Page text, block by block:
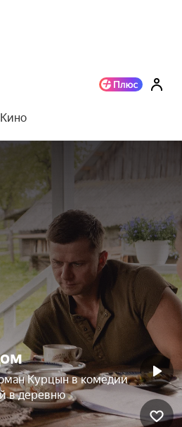
Кино
Курцын в комедии
в деревню